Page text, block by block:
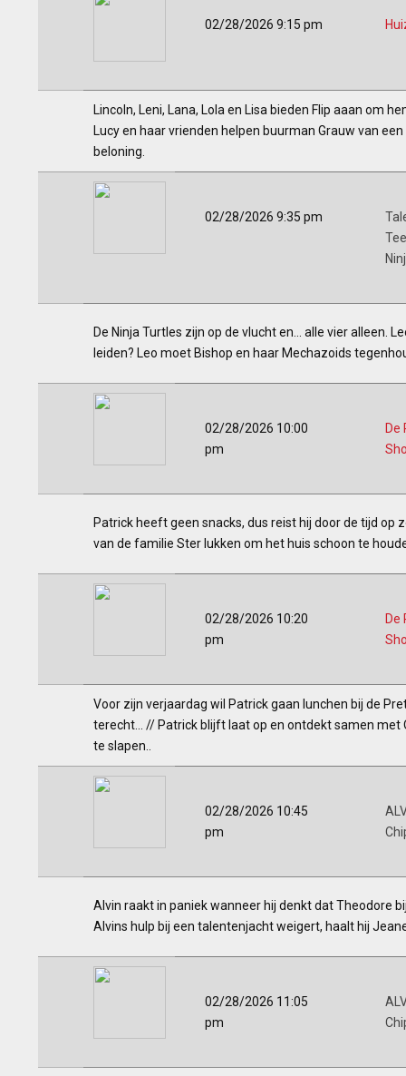
02/28/2026 9:15 pm
Lincoln, Leni, Lana, Lola en Lisa bieden Flip aaan om
Lucy en haar vrienden helpen buurman Grauw van
beloning.
02/28/2026 9:35 pm
De Ninja Turtles zijn op de vlucht en... alle vier alleen.
leiden? Leo moet Bishop en haar Mechazoids
02/28/2026 10:00
pm
De
Patrick heeft geen snacks, dus reist hij door de tijd op
van de familie Ster lukken om het huis schoon te
02/28/2026 10:20
pm
De
Voor zijn verjaardag wil Patrick gaan lunchen bij de
terecht... // Patrick blijft laat op en ontdekt samen
te slapen..
02/28/2026 10:45
pm
Alvin raakt in paniek wanneer hij denkt dat Theodore
Alvins hulp bij een talentenjacht weigert, haalt hij
02/28/2026 11:05
pm